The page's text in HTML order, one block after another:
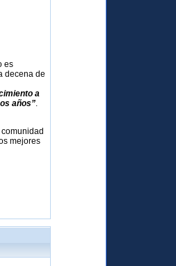
es
decena de
a
años”.
mejores